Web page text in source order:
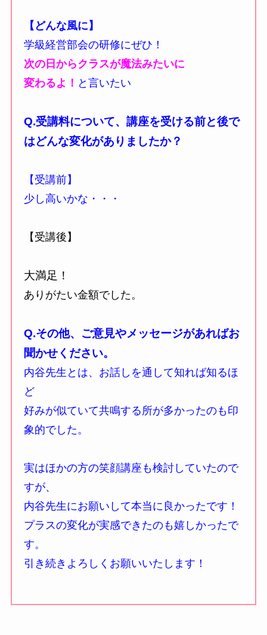
【どんな風に】
学級経営部会の研修にぜひ！
次の日からクラスが魔法みたいに
変わるよ！ と言いたい
Q.受講料について、講座を受ける前と後で
はどんな変化がありましたか？
【受講前】
少し高いかな・・・
【受講後】
大満足！
ありがたい金額でした。
Q.その他、ご意見やメッセージがあればお
聞かせください。
内谷先生とは、お話しを通して知れば知るほ
ど
好みが似ていて共鳴する所が多かったのも印
象的でした。
実はほかの方の笑顔講座も検討していたので
すが、
内谷先生にお願いして本当に良かったです！
プラスの変化が実感できたのも嬉しかったで
す。
引き続きよろしくお願いいたします！